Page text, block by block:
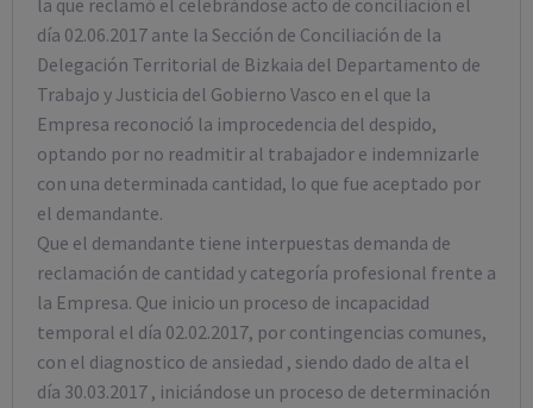
la que reclamó el celebrándose acto de conciliación el
día 02.06.2017 ante la Sección de Conciliación de la
Delegación Territorial de Bizkaia del Departamento de
Trabajo y Justicia del Gobierno Vasco en el que la
Empresa reconoció la improcedencia del despido,
optando por no readmitir al trabajador e indemnizarle
con una determinada cantidad, lo que fue aceptado por
el demandante.
Que el demandante tiene interpuestas demanda de
reclamación de cantidad y categoría profesional frente a
la Empresa. Que inicio un proceso de incapacidad
temporal el día 02.02.2017, por contingencias comunes,
con el diagnostico de ansiedad , siendo dado de alta el
día 30.03.2017 , iniciándose un proceso de determinación